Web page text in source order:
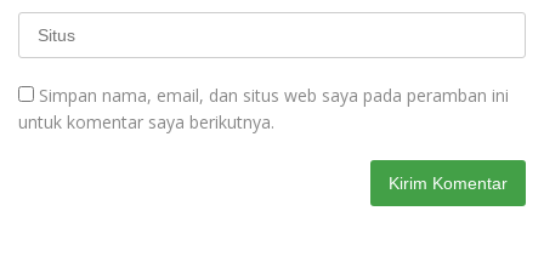
Simpan nama, email, dan situs web saya pada peramban ini
untuk komentar saya berikutnya.